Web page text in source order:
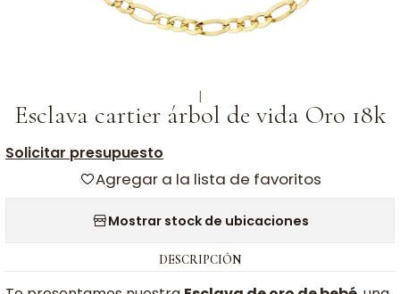
|
Esclava cartier árbol de vida Oro 18k
Solicitar presupuesto
Agregar a la lista de favoritos
Mostrar stock de ubicaciones
DESCRIPCIÓN